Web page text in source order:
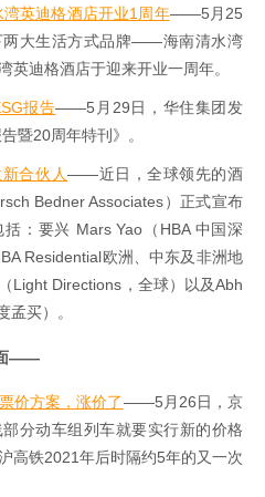
英迪格酒店开业1周年——5月25
两大生活方式品牌——海南清水湾
英迪格酒店于迎来开业一周年。
报告——5月29日，华住集团发
暨20周年特刊》。
合伙人——近日，全球领先的酒
Bedner Associates）正式宣布
：要兴 Mars Yao（HBA 中国深
Residential欧洲、中东及非洲地
Light Directions，全球）以及Abh
孟买）。
面——
价方案，涨价了——5月26日，京
分动车组列车就要实行新的价格
高铁2021年后时隔约5年的又一次